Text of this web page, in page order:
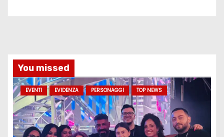
You missed
EVENTI EVIDENZA PERSONAGGI TOP NEWS